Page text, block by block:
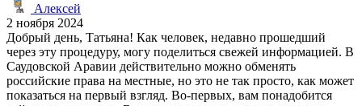
Алексей
2 ноября 2024
Добрый день, Татьяна! Как человек, недавно прошедший
через эту процедуру, могу поделиться свежей информацией. В
Саудовской Аравии действительно можно обменять
российские права на местные, но это не так просто, как может
показаться на первый взгляд. Во-первых, вам понадобится